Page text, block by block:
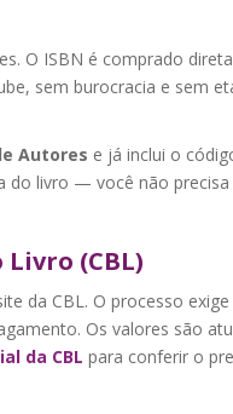
O ISBN é comprado
sem burocracia e sem
Autores e já inclui o
do livro — você não precisa
(CBL)
da CBL. O processo exige
Os valores são
da CBL para conferir o